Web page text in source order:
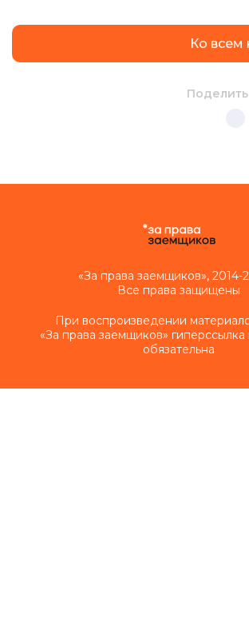
Ко всем
«За права заемщиков», 2014-
Все права защищены
При воспроизведении
«За права заемщиков» гиперссылка
обязательна